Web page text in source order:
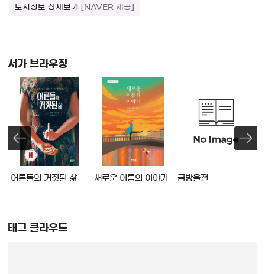
도서정보 상세보기 [NAVER 제공]
서가 브라우징
어른들의 거짓된 삶 새로운 이름의 이야기 금방울전
태그 클라우드